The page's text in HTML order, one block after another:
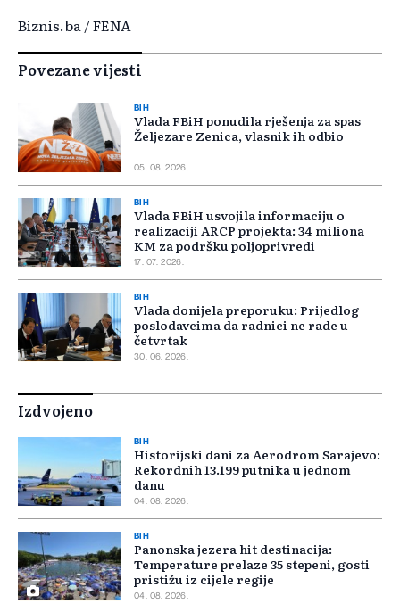
Biznis.ba / FENA
Povezane vijesti
BIH
Vlada FBiH ponudila rješenja za spas
Željezare Zenica, vlasnik ih odbio
05. 08. 2026.
BIH
Vlada FBiH usvojila informaciju o
realizaciji ARCP projekta: 34 miliona
KM za podršku poljoprivredi
17. 07. 2026.
BIH
Vlada donijela preporuku: Prijedlog
poslodavcima da radnici ne rade u
četvrtak
30. 06. 2026.
Izdvojeno
BIH
Historijski dani za Aerodrom Sarajevo:
Rekordnih 13.199 putnika u jednom
danu
04. 08. 2026.
BIH
Panonska jezera hit destinacija:
Temperature prelaze 35 stepeni, gosti
pristižu iz cijele regije
04. 08. 2026.